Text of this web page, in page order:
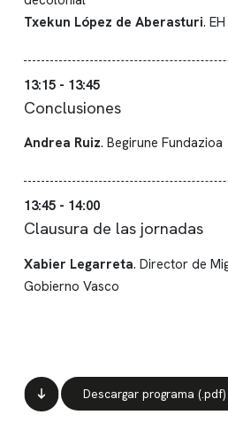
Txekun López de Aberasturi.
13:15 - 13:45
Conclusiones
Andrea Ruiz. Begirune Fundazioa
13:45 - 14:00
Clausura de las jornadas
Xabier Legarreta. Director de
Gobierno Vasco
Descargar programa (.pdf)